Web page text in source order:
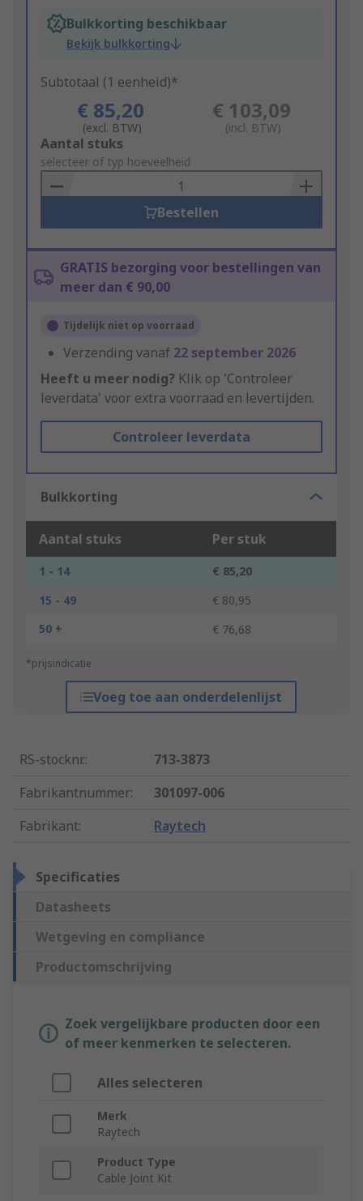
Bulkkorting beschikbaar
Bekijk bulkkorting
Subtotaal (1 eenheid)*
€ 85,20
(excl. BTW)
€ 103,09
(incl. BTW)
Add
to
Basket
Aantal stuks
selecteer of typ hoeveelheid
Bestellen
GRATIS bezorging voor bestellingen van
meer dan € 90,00
Tijdelijk niet op voorraad
Verzending vanaf 22 september 2026
Heeft u meer nodig? Klik op 'Controleer
leverdata' voor extra voorraad en levertijden.
Controleer leverdata
Bulkkorting
Aantal stuks Per stuk
1 - 14
€ 85,20
15 - 49
€ 80,95
50 +
€ 76,68
*prijsindicatie
Voeg toe aan onderdelenlijst
RS-stocknr.:
713-3873
Fabrikantnummer:
301097-006
Fabrikant: Raytech
Specificaties
Datasheets
Wetgeving en compliance
Productomschrijving
Zoek vergelijkbare producten door een
of meer kenmerken te selecteren.
Alles selecteren
Merk
Raytech
Product Type
Cable Joint Kit